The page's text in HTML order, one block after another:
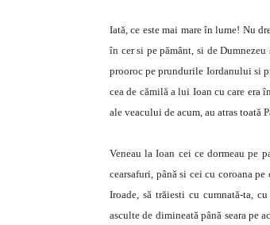
Iată, ce este mai mare în lume! Nu
în cer si pe pământ, si de
prooroc pe prundurile Iordanului si
cea de cămilă a lui Ioan cu care era
ale veacului de acum, au atras toată
Veneau la Ioan cei ce dormeau pe
cearsafuri, până si cei cu coroana
Iroade, să trăiesti cu cumnată-ta,
asculte de dimineată până seara pe